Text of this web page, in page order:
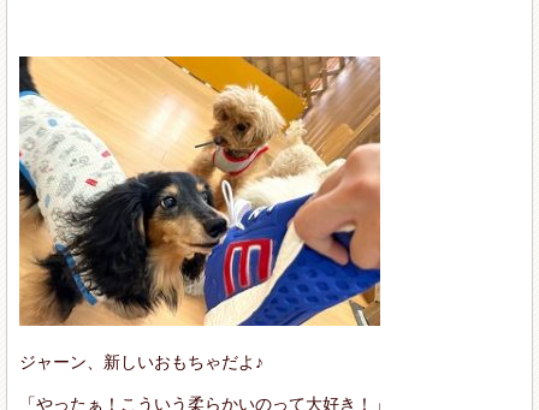
ジャーン、新しいおもちゃだよ♪
「やったぁ！こういう柔らかいのって大好き！」